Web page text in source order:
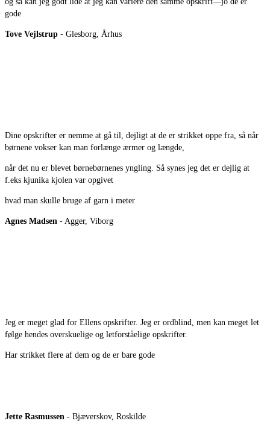
gode
Tove Vejlstrup - Glesborg, Århus
Dine opskrifter er nemme at gå til, dejligt at de er strikket oppe fra, så når
børnene vokser kan man forlænge ærmer og længde,
når det nu er blevet børnebørnenes yngling. Så synes jeg det er dejlig at
f.eks kjunika kjolen var opgivet
hvad man skulle bruge af garn i meter
Agnes Madsen - Agger, Viborg
Jeg er meget glad for Ellens opskrifter. Jeg er ordblind, men kan meget let
følge hendes overskuelige og letforståelige opskrifter.
Har strikket flere af dem og de er bare gode
Jette Rasmussen - Bjæverskov, Roskilde